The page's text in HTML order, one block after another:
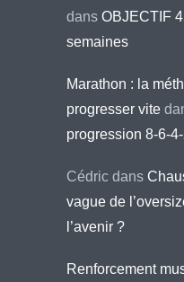
dans OBJECTIF
semaines
Marathon : la
progresser vite
progression 8-6-
Cédric dans
vague de
l’avenir ?
Renforcement